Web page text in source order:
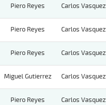
Piero Reyes Carlos Vasquez
Piero Reyes Carlos Vasquez
Piero Reyes Carlos Vasquez
Miguel Gutierrez Carlos Vasquez
Piero Reyes Carlos Vasquez